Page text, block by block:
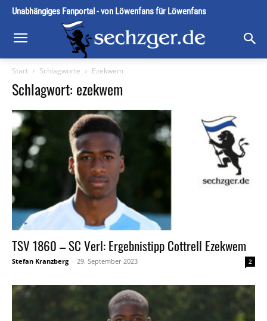
Unabhängiges Fanportal - von Löwenfans für Löwenfans
Start Schlagworte Ezekwem
Schlagwort: ezekwem
TSV 1860 – SC Verl: Ergebnistipp Cottrell Ezekwem
Stefan Kranzberg - 29. September 2023 2